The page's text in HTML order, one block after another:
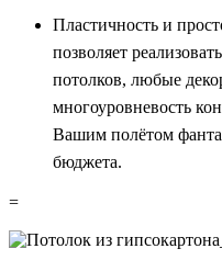
Пластичность и
позволяет
потолков, любые
многоуровневость
Вашим полётом
бюджета.
=